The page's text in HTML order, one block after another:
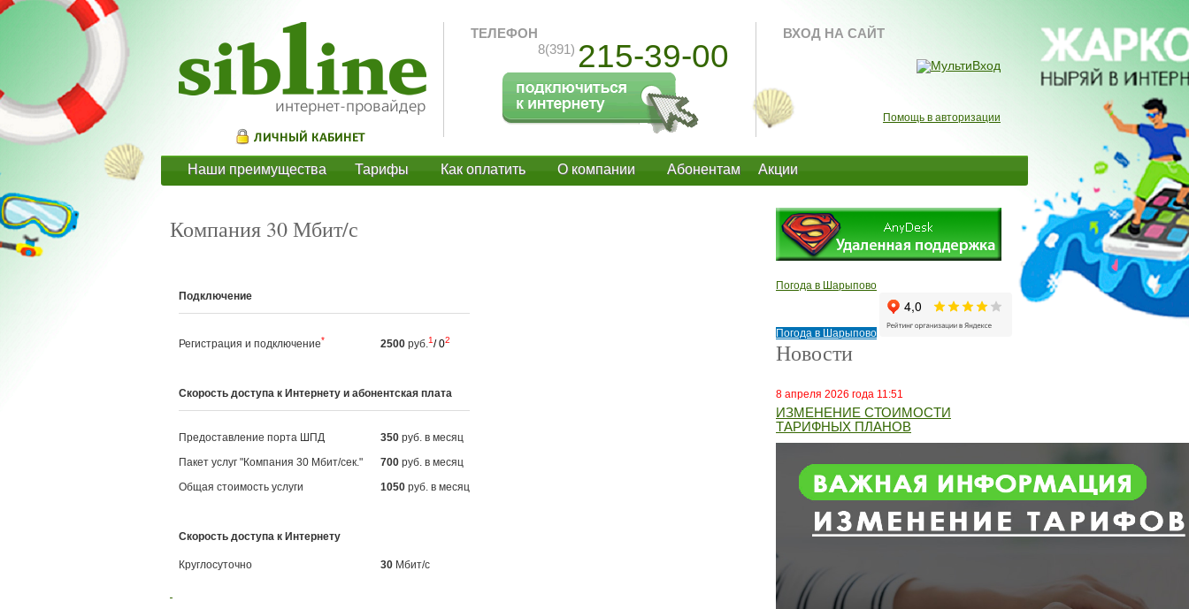
ТЕЛЕФОН
8(391) 215-39-00
ВХОД НА САЙТ
Помощь в авторизации
Наши преимущества Тарифы Как оплатить О компании Абонентам Акции
Компания 30 Мбит/с
Подключение
Регистрация и подключение* 2500 руб.1/ 02
Скорость доступа к Интернету и абонентская плата
Предоставление порта ШПД 350 руб. в месяц
Пакет услуг "Компания 30 Мбит/сек."
700 руб. в месяц
Общая стоимость услуги
1050 руб. в месяц
Скорость доступа к Интернету
Круглосуточно 30 Мбит/с
Погода в Шарыпово
Погода в Шарыпово
Новости
8 апреля 2026 года 11:51
ИЗМЕНЕНИЕ СТОИМОСТИ
ТАРИФНЫХ ПЛАНОВ